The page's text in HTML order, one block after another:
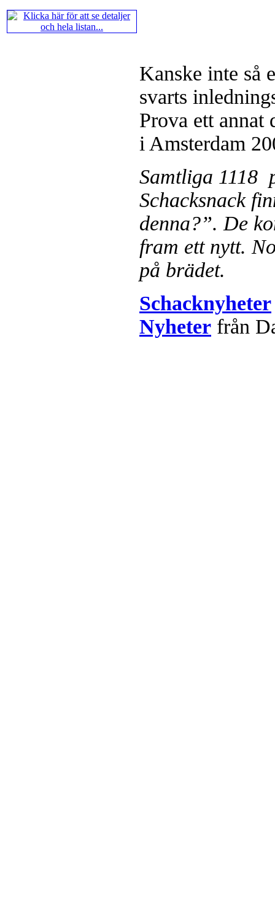
Kanske inte så
svarts
Prova ett
i Amsterdam
Samtliga 1118
Schacksnack
denna?”. De
fram ett nytt.
på brädet.
Schacknyheter
Nyheter från